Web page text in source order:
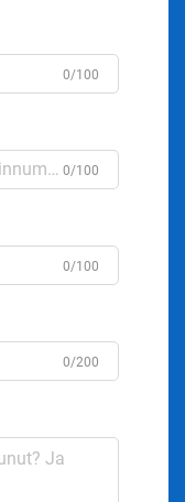
0/100
0/100
0/100
0/200